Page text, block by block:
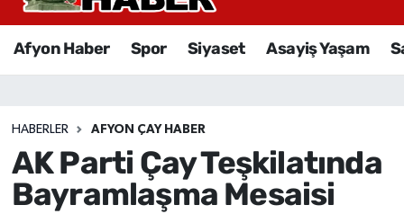
Afyon Haber Spor Siyaset Asayiş Yaşam
HABERLER AFYON ÇAY HABER
AK Parti Çay Teşkilatında
Bayramlaşma Mesaisi
Sağlık
Eğitim